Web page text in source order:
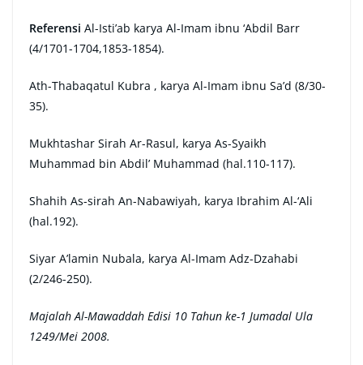
Referensi Al-Isti’ab karya Al-Imam ibnu ‘Abdil Barr
(4/1701-1704,1853-1854).
Ath-Thabaqatul Kubra , karya Al-Imam ibnu Sa’d (8/30-
35).
Mukhtashar Sirah Ar-Rasul, karya As-Syaikh
Muhammad bin Abdil’ Muhammad (hal.110-117).
Shahih As-sirah An-Nabawiyah, karya Ibrahim Al-‘Ali
(hal.192).
Siyar A’lamin Nubala, karya Al-Imam Adz-Dzahabi
(2/246-250).
Majalah Al-Mawaddah Edisi 10 Tahun ke-1 Jumadal Ula
1249/Mei 2008.